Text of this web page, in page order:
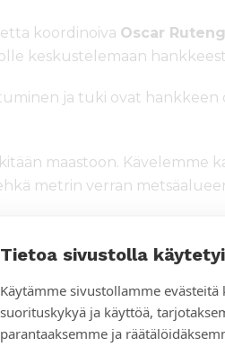
Tietoa sivustolla
Käytämme sivustollamme
suorituskykyä ja käyttöä,
parantaaksemme ja
koordinoiva Oscar
keskustelemaan
ja tuki ovat hankkeen
maastoon. Kävelemme
metrin verran
rajaan. On tärkeää, ettei
puiden istuttamisesta.
myös tärkeää. Opetamme